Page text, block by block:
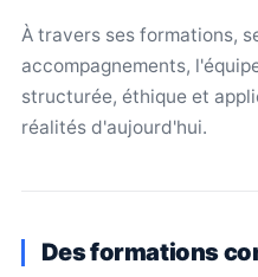
À travers ses formations,
accompagnements,
structurée, éthique et
réalités d'aujourd'hui.
Des formations